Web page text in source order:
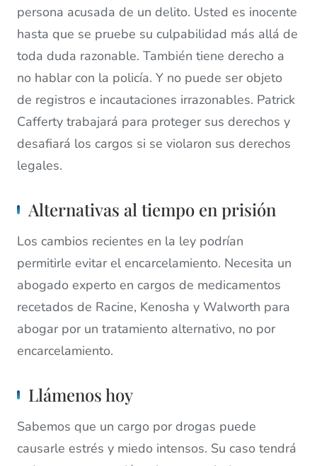
persona acusada de un delito. Usted es inocente
hasta que se pruebe su culpabilidad más allá de
toda duda razonable. También tiene derecho a
no hablar con la policía. Y no puede ser objeto
de registros e incautaciones irrazonables. Patrick
Cafferty trabajará para proteger sus derechos y
desafiará los cargos si se violaron sus derechos
legales.
Alternativas al tiempo en prisión
Los cambios recientes en la ley podrían
permitirle evitar el encarcelamiento. Necesita un
abogado experto en cargos de medicamentos
recetados de Racine, Kenosha y Walworth para
abogar por un tratamiento alternativo, no por
encarcelamiento.
Llámenos hoy
Sabemos que un cargo por drogas puede
causarle estrés y miedo intensos. Su caso tendrá